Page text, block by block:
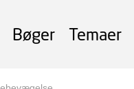
Bøger Temaer